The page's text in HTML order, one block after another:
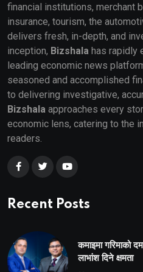
financial institutions, merchant
insurance, tourism, the
delivers fresh, in-depth, and
inception, Bizshala has rapidly
leading economic news
seasoned and accomplished
to delivering investigative,
Bizshala approaches every
economic lens, catering to the
readers.
Recent Posts
कमाइमा गरिमाको
लाभांश दिने क्षमता